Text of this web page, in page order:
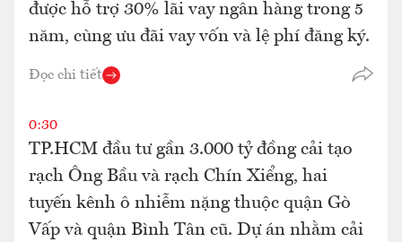
được hỗ trợ 30% lãi vay ngân hàng trong 5
năm, cùng ưu đãi vay vốn và lệ phí đăng ký.
Đọc chi tiết
0:30
TP.HCM đầu tư gần 3.000 tỷ đồng cải tạo
rạch Ông Bầu và rạch Chín Xiểng, hai
tuyến kênh ô nhiễm nặng thuộc quận Gò
Vấp và quận Bình Tân cũ. Dự án nhằm cải